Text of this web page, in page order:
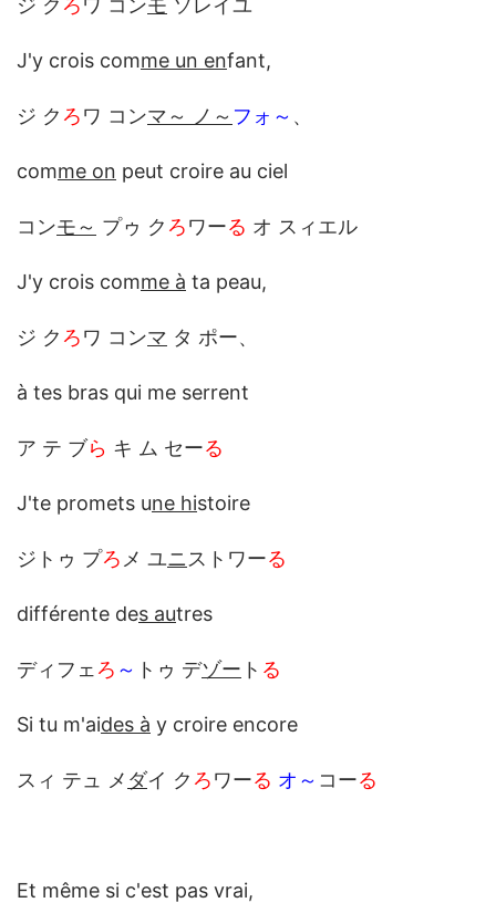
J'y crois comme un enfant,
ジ ク ろワ コンマ～ ノ～ フォ～ 、
comme on peut croire au ciel
コンモ～ プゥ ク ろワーる オ スィエル
J'y crois comme à ta peau,
ジ ク ろワ コンマ タ ポー、
à tes bras qui me serrent
ア テ ブら キ ム セーる
J'te promets une histoire
ジトゥ プろ メ ユニ ストワーる
différente des autres
ディフェ ろ ～ トゥ デゾー ト る
Si tu m'aides à y croire encore
スィ テュ メ ダイ ク ろワーる オ～ コーる
Et même si c'est pas vrai,